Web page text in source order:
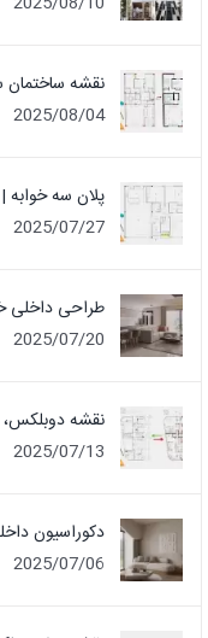
نقشه ساختمان سه‌خوابه
2025/08/04
پلان سه خوابه
2025/07/27
طراحی داخلی خانه سه
2025/07/20
نقشه دوبلکس،
2025/07/13
دکوراسیون داخلی 100 متری | حس آرامش با
2025/07/06